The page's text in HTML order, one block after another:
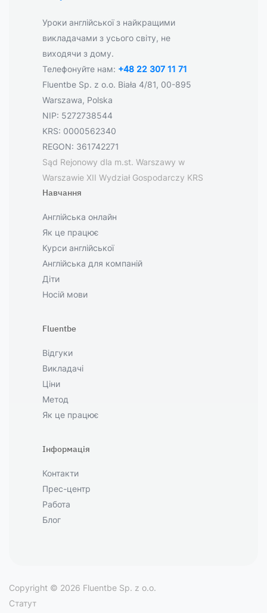
Уроки англійської з найкращими
викладачами з усього світу, не
виходячи з дому.
Телефонуйте нам: +48 22 307 11 71
Fluentbe Sp. z o.o. Biała 4/81, 00-895
Warszawa, Polska
NIP: 5272738544
KRS: 0000562340
REGON: 361742271
Sąd Rejonowy dla m.st. Warszawy w
Warszawie XII Wydział Gospodarczy KRS
Навчання
Англійська онлайн
Як це працює
Курси англійської
Англійська для компаній
Діти
Носій мови
Fluentbe
Відгуки
Викладачі
Ціни
Метод
Як це працює
Інформація
Контакти
Прес-центр
Работа
Блог
Copyright © 2026 Fluentbe Sp. z o.o.
Статут